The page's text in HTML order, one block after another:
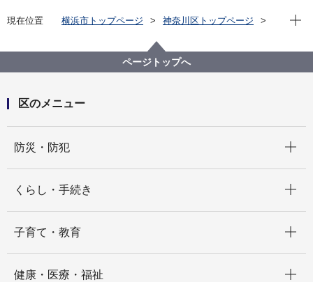
現在位置 横浜市トップページ
神奈川区トップページ
区長瓦版（令和５年度）
🌷子育て応援 神奈川区①🌷外国につながる子どもたち
の心の居場所 ～友ゆうスペース～
現在
ページトップへ
区のメニュー
防災・防犯
くらし・手続き
子育て・教育
健康・医療・福祉